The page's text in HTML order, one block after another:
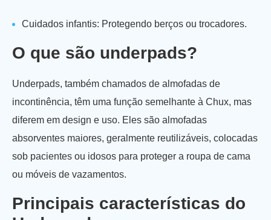
Cuidados infantis: Protegendo berços ou trocadores.
O que são underpads?
Underpads, também chamados de almofadas de
incontinência, têm uma função semelhante à Chux, mas
diferem em design e uso. Eles são almofadas
absorventes maiores, geralmente reutilizáveis, colocadas
sob pacientes ou idosos para proteger a roupa de cama
ou móveis de vazamentos.
Principais características do